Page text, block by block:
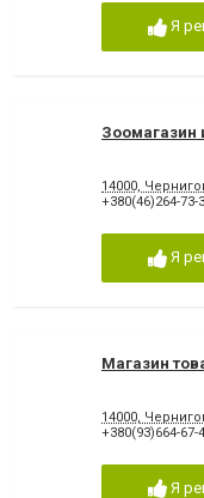
Я
Зоомагазин
14000,
+380(46)264-73-
Я
Магазин
14000,
+380(93)664-67-
Я